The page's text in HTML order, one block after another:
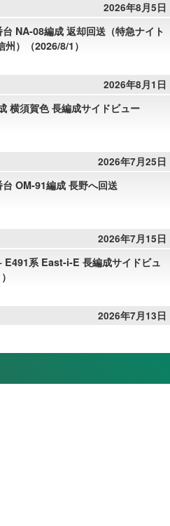
2026年8月5日
NA-08編成 返却回送（特急ナイト
州）（2026/8/1）
2026年8月1日
横須賀色 長編成サイドビュー
2026年7月25日
OM-91編成 長野へ回送
2026年7月15日
E491系 East-i-E 長編成サイドビュ
2026年7月13日